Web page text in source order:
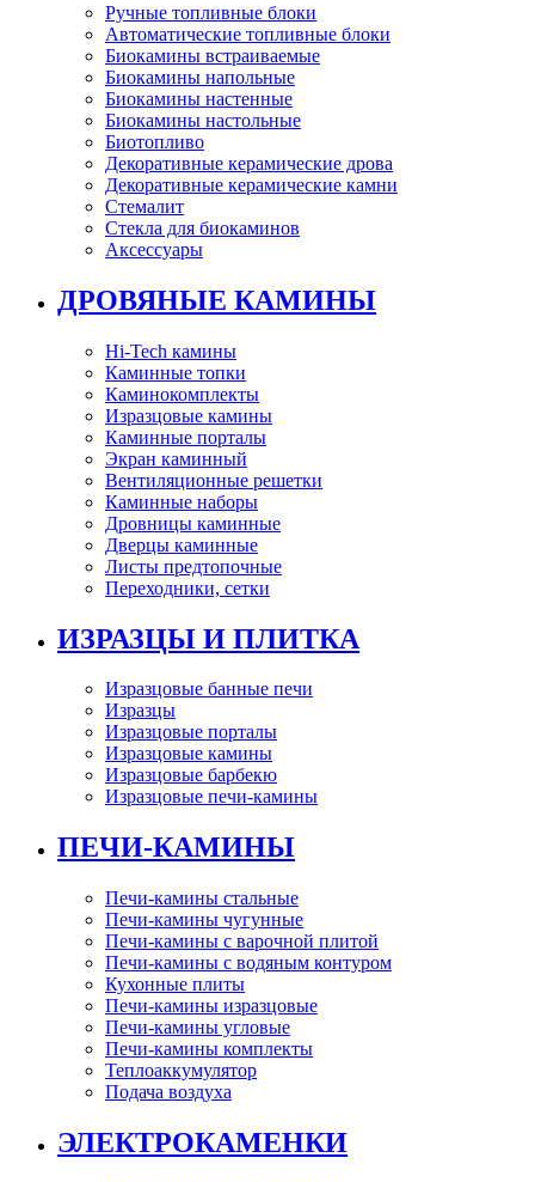
Ручные топливные блоки
Автоматические топливные блоки
Биокамины встраиваемые
Биокамины напольные
Биокамины настенные
Биокамины настольные
Биотопливо
Декоративные керамические дрова
Декоративные керамические камни
Стемалит
Стекла для биокаминов
Аксессуары
ДРОВЯНЫЕ КАМИНЫ
Hi-Tech камины
Каминные топки
Каминокомплекты
Изразцовые камины
Каминные порталы
Экран каминный
Вентиляционные решетки
Каминные наборы
Дровницы каминные
Дверцы каминные
Листы предтопочные
Переходники, сетки
ИЗРАЗЦЫ И ПЛИТКА
Изразцовые банные печи
Изразцы
Изразцовые порталы
Изразцовые камины
Изразцовые барбекю
Изразцовые печи-камины
ПЕЧИ-КАМИНЫ
Печи-камины стальные
Печи-камины чугунные
Печи-камины с варочной плитой
Печи-камины с водяным контуром
Кухонные плиты
Печи-камины изразцовые
Печи-камины угловые
Печи-камины комплекты
Теплоаккумулятор
Подача воздуха
ЭЛЕКТРОКАМЕНКИ